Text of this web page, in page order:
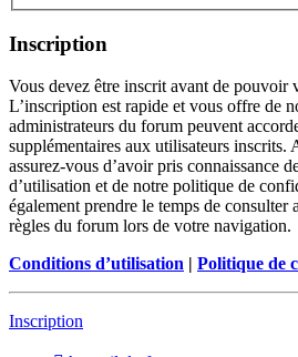
Inscription
Vous devez être inscrit avant de pouvoir
L’inscription est rapide et vous offre de
administrateurs du forum peuvent
supplémentaires aux utilisateurs inscrits.
assurez-vous d’avoir pris connaissance
d’utilisation et de notre politique de
également prendre le temps de consulter
règles du forum lors de votre navigation.
Conditions d’utilisation | Politique de
Inscription